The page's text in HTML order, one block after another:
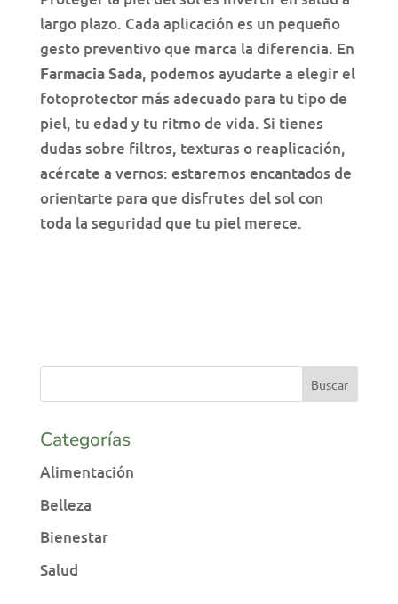
largo plazo. Cada aplicación es un pequeño
gesto preventivo que marca la diferencia. En
Farmacia Sada, podemos ayudarte a elegir el
fotoprotector más adecuado para tu tipo de
piel, tu edad y tu ritmo de vida. Si tienes
dudas sobre filtros, texturas o reaplicación,
acércate a vernos: estaremos encantados de
orientarte para que disfrutes del sol con
toda la seguridad que tu piel merece.
Categorías
Alimentación
Belleza
Bienestar
Salud